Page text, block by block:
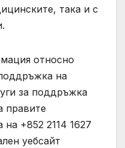
така и с
относно
на
за поддръжка
правите
на +852 2114 1627
уебсайт